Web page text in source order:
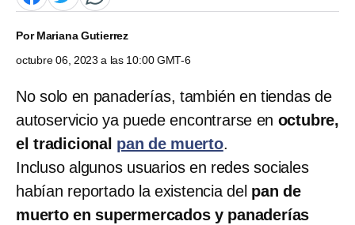
PorMariana Gutierrez
octubre 06, 2023 a las 10:00 GMT-6
No solo en panaderías, también en tiendas de
autoservicio ya puede encontrarse en octubre,
el tradicional pan de muerto.
Incluso algunos usuarios en redes sociales
habían reportado la existencia del pan de
muerto en supermercados y panaderías